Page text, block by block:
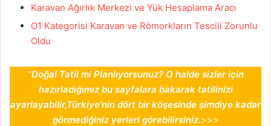
Karavan Ağırlık Merkezi ve Yük Hesaplama Aracı
O1 Kategorisi Karavan ve Römorkların Tescili Zorunlu
Oldu
''Doğal Tatil mi Planlıyorsunuz? O halde sizler için
hazırladığımız bu sayfalara bakarak tatilinizi
ayarlayabilir,Türkiye'nin dört bir köşesinde şimdiye kadar
görmediğiniz yerleri görebilirsiniz.>>>